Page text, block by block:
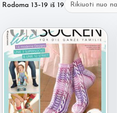
Rodoma 13–19 iš 19Rūšiuojama
naujausią